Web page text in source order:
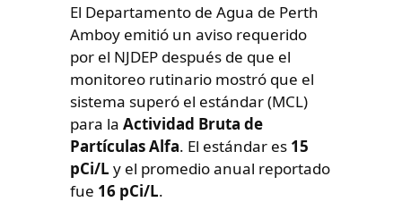
El Departamento de Agua de Perth
Amboy emitió un aviso requerido
por el NJDEP después de que el
monitoreo rutinario mostró que el
sistema superó el estándar (MCL)
para laActividad Bruta de
Partículas Alfa. El estándar es 15
pCi/L y el promedio anual reportado
fue 16 pCi/L.